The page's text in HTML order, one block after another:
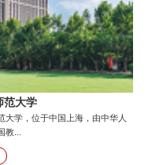
范大学
大学，位于中国上海，由中华人
教...